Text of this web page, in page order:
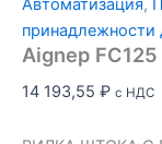
Автоматизация,
принадлежности
Aignep FC125
14 193,55 ₽ с НДС